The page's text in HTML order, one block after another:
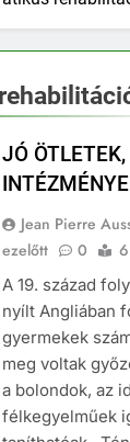
JÓ ÖTLETEK,
Jean Pierre
ezelőtt
0
A 19. század
nyílt Angliában
gyermekek
meg voltak
a bolondok, az
félkegyelműek